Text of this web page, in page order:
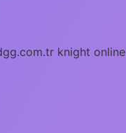
knight online